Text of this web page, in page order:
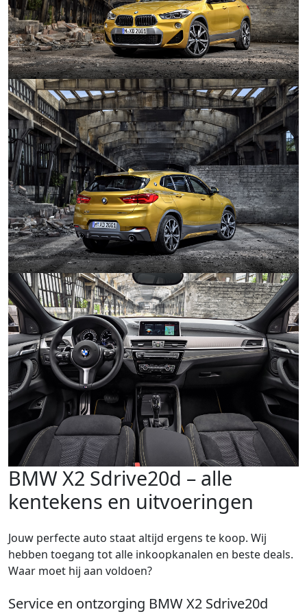
BMW X2 Sdrive20d – alle
kentekens en uitvoeringen
Jouw perfecte auto staat altijd ergens te koop. Wij
hebben toegang tot alle inkoopkanalen en beste deals.
Waar moet hij aan voldoen?
Service en ontzorging BMW X2 Sdrive20d